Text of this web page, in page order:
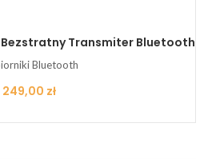
Transmiter Bluetooth
Bluetooth
Cena
249,00 zł